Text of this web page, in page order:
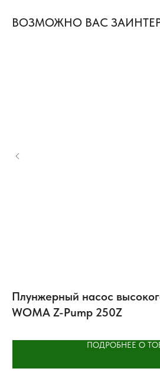
ВОЗМОЖНО ВАС
Плунжерный насос
WOMA Z-Pump 250Z
ПОДРОБНЕЕ О